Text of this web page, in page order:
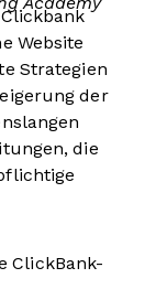
Website
Strategien
der
die
ClickBank-